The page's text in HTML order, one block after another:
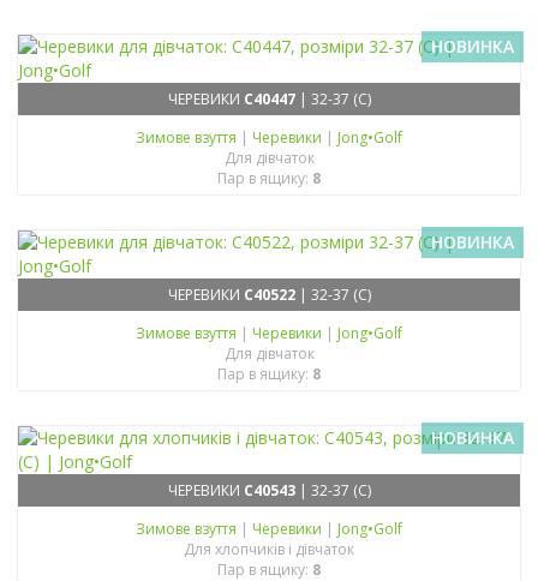
НОВИНКА
ЧЕРЕВИКИ C40447| 32-37 (C)
Зимове взуття | Черевики | Jong•Golf
Для дівчаток
Пар в ящику: 8
НОВИНКА
ЧЕРЕВИКИ C40522| 32-37 (C)
Зимове взуття | Черевики | Jong•Golf
Для дівчаток
Пар в ящику: 8
НОВИНКА
ЧЕРЕВИКИ C40543| 32-37 (C)
Зимове взуття | Черевики | Jong•Golf
Для хлопчиків і дівчаток
Пар в ящику: 8